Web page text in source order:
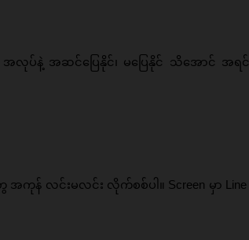
ပ်နဲ့ အဆင်ပြေနိုင်၊ မပြေနိုင် သိအောင် အရင်
အကုန် လင်းမလင်း လိုက်စစ်ပါ။ Screen မှာ Line